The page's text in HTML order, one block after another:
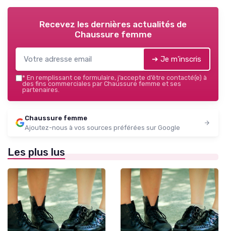
Recevez les dernières actualités de
Chaussure femme
➔ Je m'inscris
* En remplissant ce formulaire, j’accepte d’être contacté(e) à
des fins commerciales par Chaussure femme et ses
partenaires.
Chaussure femme
Ajoutez-nous à vos sources préférées sur Google
Les plus lus